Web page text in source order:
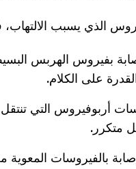
الذي يسبب
بفيروس الهربس
على الكلام.
أربوفيروس التي
متكرر.